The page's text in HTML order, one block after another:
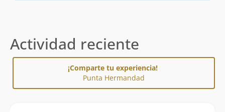
Actividad reciente
¡Comparte tu experiencia!
Punta Hermandad